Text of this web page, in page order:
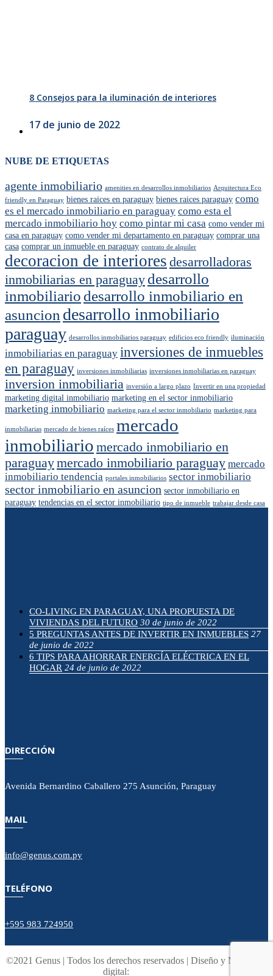
8 Consejos para la iluminación de interiores
17 de junio de 2022
NUBE DE ETIQUETAS
agente inmobiliario amenities en desarrollos inmobiliarios Arquitectura Eco
friendly en Paraguay bienes raices en paraguay bienes raices paraguay como
es el mercado inmobiliario en paraguay como esta el
mercado inmobiliario hoy como pintar mi casa como vender mi
casa en paraguay como vender mi departamento en paraguay comprar una
casa comprar un inmueble en paraguay contrato de alquiler
decoracion de interiores desarrolladoras
inmobiliarias en paraguay desarrollo
inmobiliario desarrollo inmobiliario en
asuncion desarrollo inmobiliario
paraguay desarrollos inmobiliarios paraguay edificios eco friendly iluminación
inmobiliarias en paraguay inversiones de inmuebles
en paraguay inversiones inmobiliarias inversiones inmobiliarias en paraguay
inversion inmobiliaria inversión a largo plazo Invertir en una propiedad
marketing digital inmobiliario marketing en el sector inmobiliario
marketing inmobiliario marketing para el sector inmobiliario marketing para
inmobiliarias mercado de bienes raíces mercado
inmobiliario mercado inmobiliario en
paraguaymercado inmobiliario paraguay mercado
inmobiliario tendencia portales inmobiliarios sector inmobiliario
sector inmobiliario en asuncion sector inmobiliario en
paraguay tendencias en el sector inmobiliario tipo de inmueble trabajar desde casa
CO-LIVING EN PARAGUAY, UNA PROPUESTA DE
VIVIENDAS DEL FUTURO 30 de junio de 2022
5 PREGUNTAS ANTES DE INVERTIR EN INMUEBLES 27
de junio de 2022
6 TIPS PARA AHORRAR ENERGÍA ELÉCTRICA EN EL
HOGAR 24 de junio de 2022
DIRECCIÓN
Avenida Bernardino Caballero 275 Asunción, Paraguay
MAIL
info@genus.com.py
TELÉFONO
+595 983 724950
©2021 Genus | Todos los derechos reservados | Diseño y Marketing
digital: